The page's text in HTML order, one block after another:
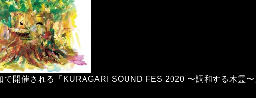
で開催される「KURAGARI SOUND FES 2020 〜調和する木霊〜